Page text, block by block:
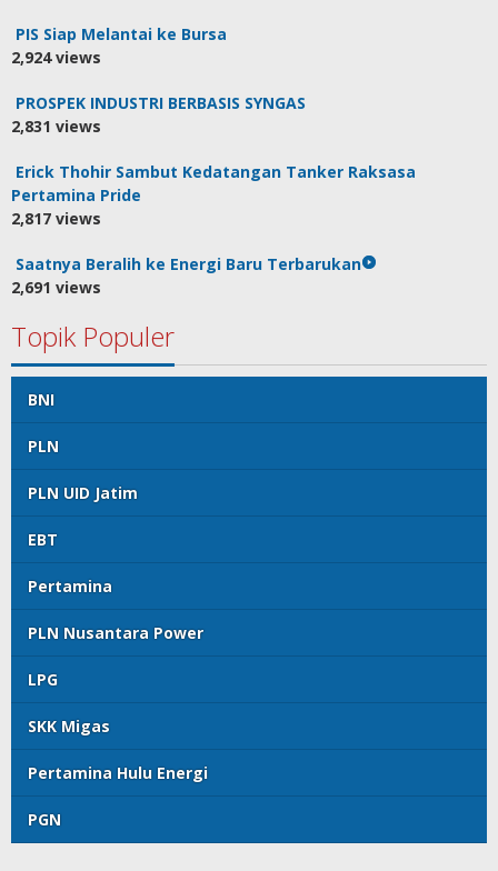
PIS Siap Melantai ke Bursa
2,924 views
PROSPEK INDUSTRI BERBASIS SYNGAS
2,831 views
Erick Thohir Sambut Kedatangan Tanker Raksasa
Pertamina Pride
2,817 views
Saatnya Beralih ke Energi Baru Terbarukan
2,691 views
Topik Populer
BNI
PLN
PLN UID Jatim
EBT
Pertamina
PLN Nusantara Power
LPG
SKK Migas
Pertamina Hulu Energi
PGN